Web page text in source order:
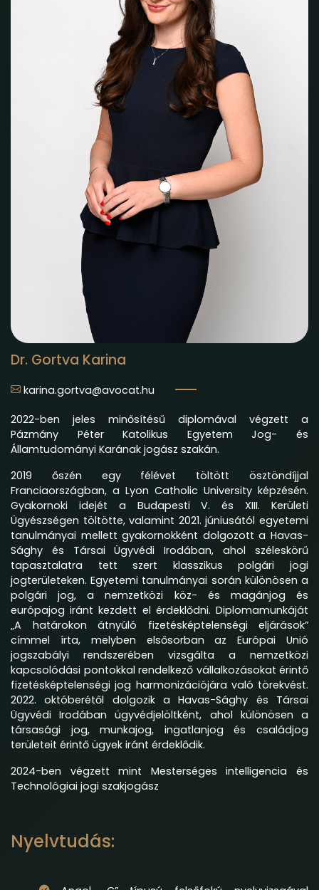
Dr. Gortva Karina
karina.gortva@avocat.hu
2022-ben jeles minősítésű diplomával végzett a
Pázmány Péter Katolikus Egyetem Jog- és
Államtudományi Karának jogász szakán.
2019 őszén egy félévet töltött ösztöndíjjal
Franciaországban, a Lyon Catholic University képzésén.
Gyakornoki idejét a Budapesti V. és XIII. Kerületi
Ügyészségen töltötte, valamint 2021. júniusától egyetemi
tanulmányai mellett gyakornokként dolgozott a Havas-
Sághy és Társai Ügyvédi Irodában, ahol széleskörű
tapasztalatra tett szert klasszikus polgári jogi
jogterületeken. Egyetemi tanulmányai során különösen a
polgári jog, a nemzetközi köz- és magánjog és
európajog iránt kezdett el érdeklődni. Diplomamunkáját
„A határokon átnyúló fizetésképtelenségi eljárások”
címmel írta, melyben elsősorban az Európai Unió
jogszabályi rendszerében vizsgálta a nemzetközi
kapcsolódási pontokkal rendelkező vállalkozásokat érintő
fizetésképtelenségi jog harmonizációjára való törekvést.
2022. októberétől dolgozik a Havas-Sághy és Társai
Ügyvédi Irodában ügyvédjelöltként, ahol különösen a
társasági jog, munkajog, ingatlanjog és családjog
területeit érintő ügyek iránt érdeklődik.
2024-ben végzett mint Mesterséges intelligencia és
Technológiai jogi szakjogász
Nyelvtudás: